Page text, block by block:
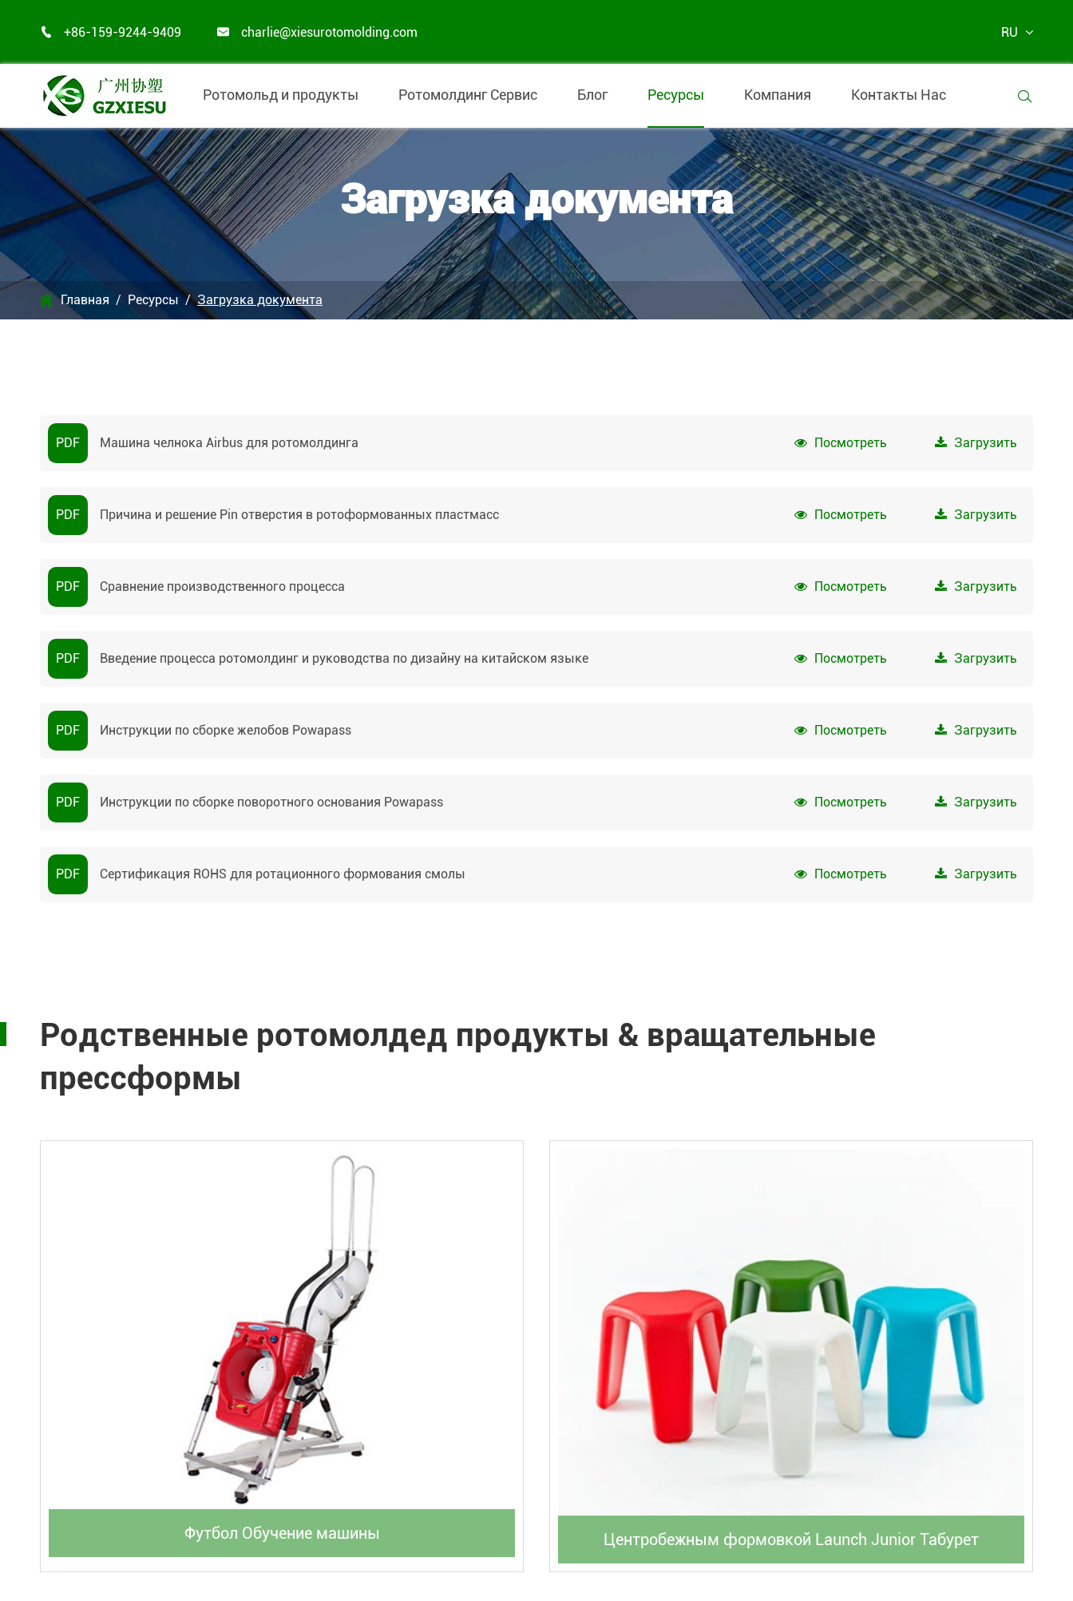
 +86-159-9244-9409  charlie@xiesurotomolding.com RU
Ротомольд и продукты Ротомолдинг Сервис Блог Ресурсы Компания Контакты Нас 
Загрузка документа
 Главная Ресурсы Загрузка документа
PDF Машина челнока Airbus для ротомолдинга Посмотреть Загрузить
PDF Причина и решение Pin отверстия в ротоформованных пластмасс Посмотреть Загрузить
PDF Сравнение производственного процесса Посмотреть Загрузить
PDF Введение процесса ротомолдинг и руководства по дизайну на китайском языке Посмотреть Загрузить
PDF Инструкции по сборке желобов Powapass Посмотреть Загрузить
PDF Инструкции по сборке поворотного основания Powapass Посмотреть Загрузить
PDF Сертификация ROHS для ротационного формования смолы Посмотреть Загрузить
Родственные ротомолдед продукты & вращательные
прессформы
Футбол Обучение машины Центробежным формовкой Launch Junior Табурет